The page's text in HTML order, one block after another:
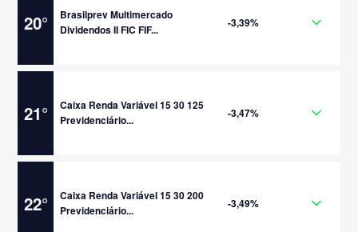
20°
Brasilprev Multimercado
Dividendos II FIC FIF...
-3,39%
21°
Caixa Renda Variável 15 30 125
Previdenciário...
-3,47%
22°
Caixa Renda Variável 15 30 200
Previdenciário...
-3,49%